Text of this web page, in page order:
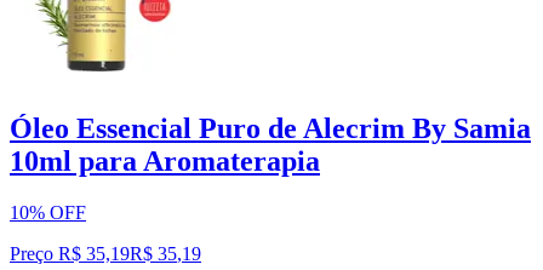
Óleo Essencial Puro de Alecrim By Samia
10ml para Aromaterapia
10% OFF
Preço R$ 35,19R$ 35,19